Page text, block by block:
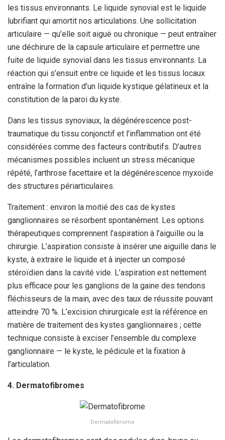
les tissus environnants. Le liquide synovial est le liquide
lubrifiant qui amortit nos articulations. Une sollicitation
articulaire — qu’elle soit aiguë ou chronique — peut entraîner
une déchirure de la capsule articulaire et permettre une
fuite de liquide synovial dans les tissus environnants. La
réaction qui s’ensuit entre ce liquide et les tissus locaux
entraîne la formation d’un liquide kystique gélatineux et la
constitution de la paroi du kyste.
Dans les tissus synoviaux, la dégénérescence post-
traumatique du tissu conjonctif et l’inflammation ont été
considérées comme des facteurs contributifs. D’autres
mécanismes possibles incluent un stress mécanique
répété, l’arthrose facettaire et la dégénérescence myxoïde
des structures périarticulaires.
Traitement : environ la moitié des cas de kystes
ganglionnaires se résorbent spontanément. Les options
thérapeutiques comprennent l’aspiration à l’aiguille ou la
chirurgie. L’aspiration consiste à insérer une aiguille dans le
kyste, à extraire le liquide et à injecter un composé
stéroïdien dans la cavité vide. L’aspiration est nettement
plus efficace pour les ganglions de la gaine des tendons
fléchisseurs de la main, avec des taux de réussite pouvant
atteindre 70 %. L’excision chirurgicale est la référence en
matière de traitement des kystes ganglionnaires ; cette
technique consiste à exciser l’ensemble du complexe
ganglionnaire — le kyste, le pédicule et la fixation à
l’articulation.
4. Dermatofibromes
Dermatofibrome